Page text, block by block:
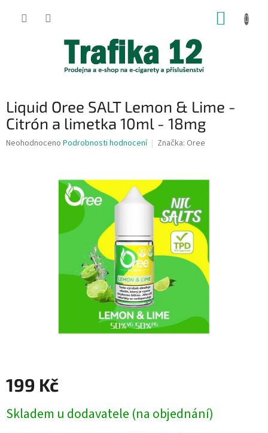
Liquid Oree SALT Lemon & Lime -
Citrón a limetka 10ml - 18mg
Průměrné
Neohodnoceno Podrobnosti hodnocení Značka: Oree
199 Kč
cena:
Skladem u dodavatele (na objednání)